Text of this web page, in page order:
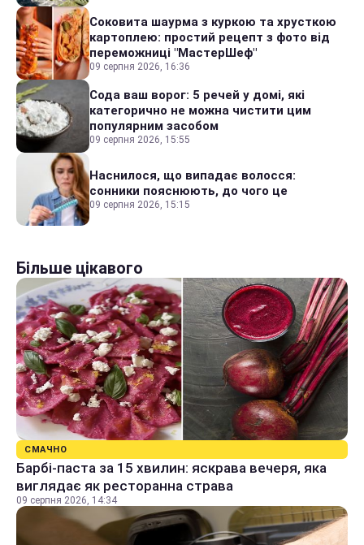
Соковита шаурма з куркою та хрусткою
картоплею: простий рецепт з фото від
переможниці "МастерШеф"
09 серпня 2026, 16:36
Сода ваш ворог: 5 речей у домі, які
категорично не можна чистити цим
популярним засобом
09 серпня 2026, 15:55
Наснилося, що випадає волосся:
сонники пояснюють, до чого це
09 серпня 2026, 15:15
Більше цікавого
СМАЧНО
Барбі-паста за 15 хвилин: яскрава вечеря, яка
виглядає як ресторанна страва
09 серпня 2026, 14:34